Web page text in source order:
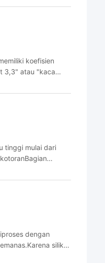
koefisien
3,3" atau "kaca
tinggi mulai dari
dengan
silika